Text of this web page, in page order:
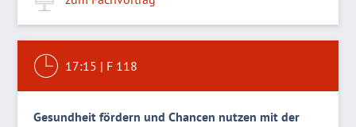
17:15 | F 118
Gesundheit fördern und Chancen nutzen mit der